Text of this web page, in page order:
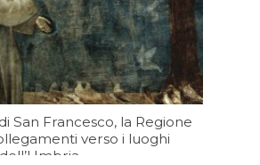
San Francesco, la Regione
verso i luoghi